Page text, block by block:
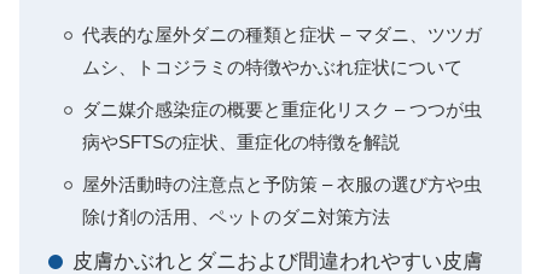
代表的な屋外ダニの種類と症状 – マダニ、ツツガ
ムシ、トコジラミの特徴やかぶれ症状について
ダニ媒介感染症の概要と重症化リスク – つつが虫
病やSFTSの症状、重症化の特徴を解説
屋外活動時の注意点と予防策 – 衣服の選び方や虫
除け剤の活用、ペットのダニ対策方法
皮膚かぶれとダニおよび間違われやすい皮膚